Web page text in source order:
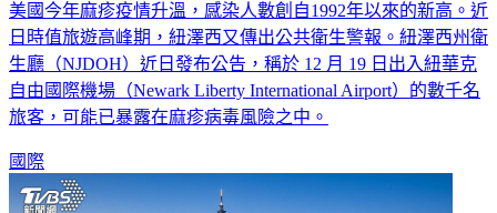
美國今年麻疹疫情升溫，感染人數創自1992年以來的新高。近
日時值旅遊高峰期，紐澤西又傳出公共衛生警報。紐澤西州衛
生廳（NJDOH）近日發布公告，稱於 12 月 19 日出入紐華克
自由國際機場（Newark Liberty International Airport）的數千名
旅客，可能已暴露在麻疹病毒風險之中。
國際